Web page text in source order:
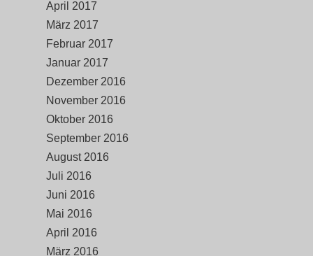
April 2017
März 2017
Februar 2017
Januar 2017
Dezember 2016
November 2016
Oktober 2016
September 2016
August 2016
Juli 2016
Juni 2016
Mai 2016
April 2016
März 2016